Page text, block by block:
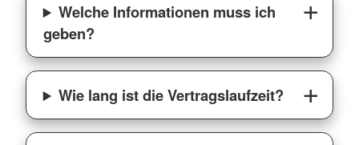
Welche Informationen muss ich
geben?
Wie lang ist die Vertragslaufzeit?